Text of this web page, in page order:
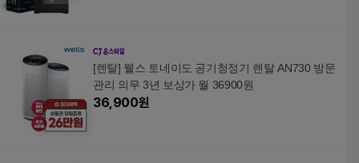
[렌탈] 웰스 토네이도 공기청정기 렌탈 AN730 방문
관리 의무 3년 보상가 월 36900원
36,900원